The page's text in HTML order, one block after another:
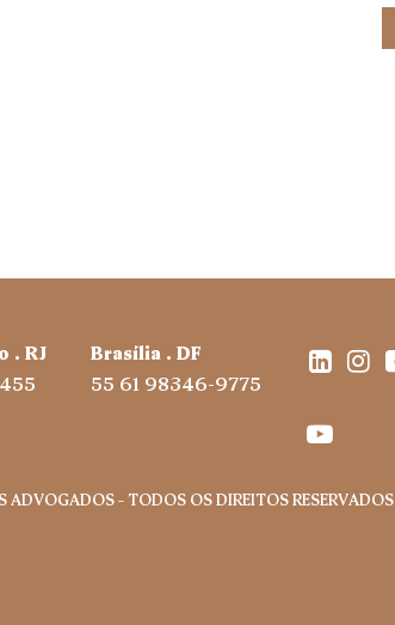
. RJ Brasília . DF
55 61 98346-9775
ADVOGADOS – TODOS OS DIREITOS RESERVADOS